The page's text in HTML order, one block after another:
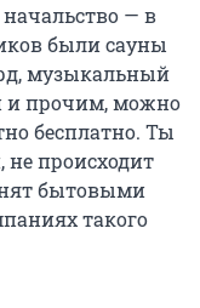
— в
были сауны
музыкальный
и прочим, можно
бесплатно. Ты
не происходит
бытовыми
такого